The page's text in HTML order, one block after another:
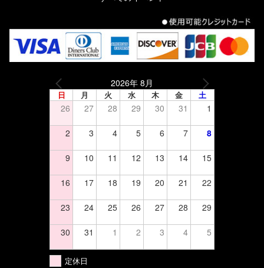
2026年 8月
日 月 火 水 木 金 土
26 27 28 29 30 31 1
2 3 4 5 6 7 8
9 10 11 12 13 14 15
16 17 18 19 20 21 22
23 24 25 26 27 28 29
30 31 1 2 3 4 5
定休日